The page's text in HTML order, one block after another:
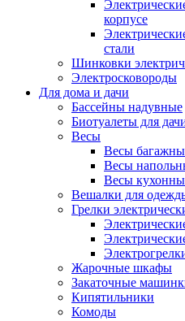
корпусе
стали
Шинковки
Электросковороды
Для дома и дачи
Бассейны надувные
Биотуалеты для
Весы
Весы
Весы
Весы
Вешалки для
Грелки
Жарочные шкафы
Закаточные
Кипятильники
Комоды